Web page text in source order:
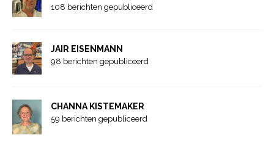
108 berichten gepubliceerd
JAIR EISENMANN
98 berichten gepubliceerd
CHANNA KISTEMAKER
59 berichten gepubliceerd